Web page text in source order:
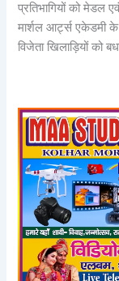
प्रतिभागियों को मेडल
मार्शल आर्ट्स एकेडमी
विजेता खिलाड़ियों को